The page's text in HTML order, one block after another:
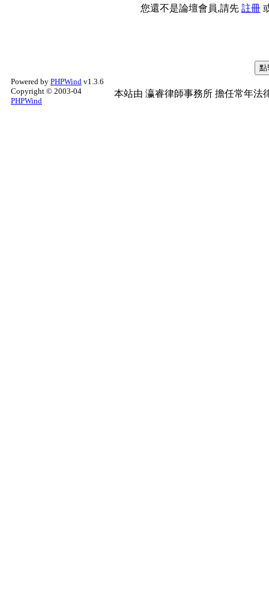
您還不是論壇會員,請先 註冊
Powered by PHPWind v1.3.6
Copyright © 2003-04
PHPWind
本站由 瀛睿律師事務所 擔任常年法